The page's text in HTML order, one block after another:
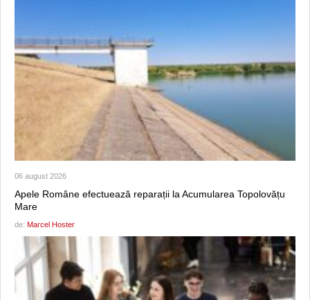
06 august 2026
Apele Române efectuează reparații la Acumularea Topolovățu
Mare
de: Marcel Hoster